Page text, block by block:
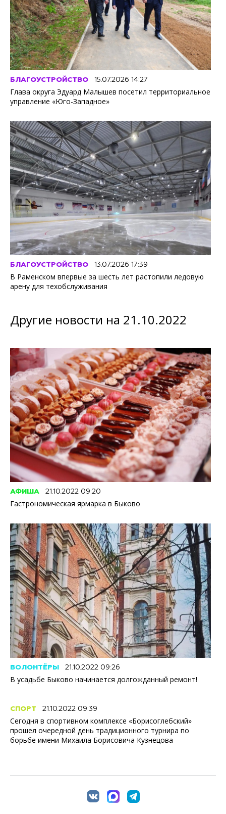
БЛАГОУСТРОЙСТВО 15.07.2026 14:27
Глава округа Эдуард Малышев посетил территориальное
управление «Юго-Западное»
БЛАГОУСТРОЙСТВО 13.07.2026 17:39
В Раменском впервые за шесть лет растопили ледовую
арену для техобслуживания
Другие новости на 21.10.2022
АФИША 21.10.2022 09:20
Гастрономическая ярмарка в Быково
ВОЛОНТЁРЫ 21.10.2022 09:26
В усадьбе Быково начинается долгожданный ремонт!
СПОРТ 21.10.2022 09:39
Сегодня в спортивном комплексе «Борисоглебский»
прошел очередной день традиционного турнира по
борьбе имени Михаила Борисовича Кузнецова